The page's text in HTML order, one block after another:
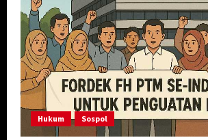
Hukum Sospol